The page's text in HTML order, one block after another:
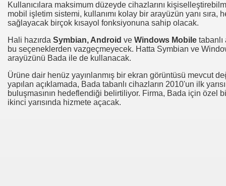
Kullanıcılara maksimum düzeyde cihazlarını
mobil işletim sistemi, kullanımı kolay bir arayüzün yanı sıra,
sağlayacak birçok kısayol fonksiyonuna sahip olacak.
Hali hazırda Symbian, Android ve Windows Mobile tabanlı
bu seçeneklerden vazgeçmeyecek. Hatta Symbian ve
arayüzünü Bada ile de kullanacak.
Ürüne dair henüz yayınlanmış bir ekran görüntüsü mevcut
yapılan açıklamada, Bada tabanlı cihazların 2010'un ilk
buluşmasının hedeflendiği belirtiliyor. Firma, Bada için özel
ikinci yarısında hizmete açacak.